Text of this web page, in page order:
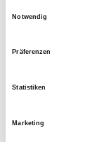
Notwendig
Präferenzen
Statistiken
Marketing